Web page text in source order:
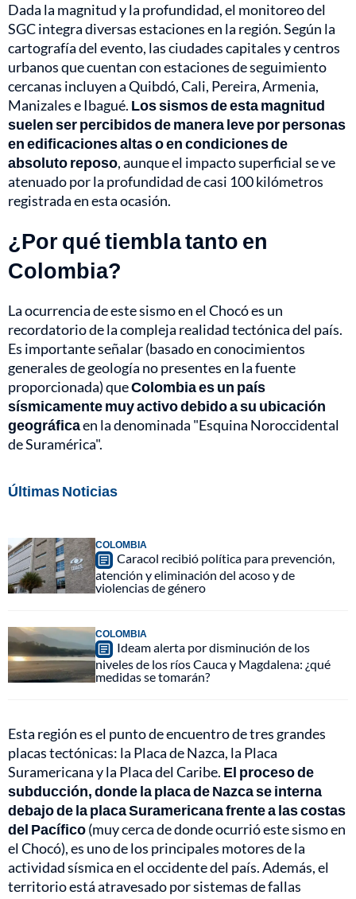
Dada la magnitud y la profundidad, el monitoreo del
SGC integra diversas estaciones en la región. Según la
cartografía del evento, las ciudades capitales y centros
urbanos que cuentan con estaciones de seguimiento
cercanas incluyen a Quibdó, Cali, Pereira, Armenia,
Manizales e Ibagué. Los sismos de esta magnitud
suelen ser percibidos de manera leve por personas
en edificaciones altas o en condiciones de
absoluto reposo, aunque el impacto superficial se ve
atenuado por la profundidad de casi 100 kilómetros
registrada en esta ocasión.
¿Por qué tiembla tanto en
Colombia?
La ocurrencia de este sismo en el Chocó es un
recordatorio de la compleja realidad tectónica del país.
Es importante señalar (basado en conocimientos
generales de geología no presentes en la fuente
proporcionada) queColombia es un país
sísmicamente muy activo debido a su ubicación
geográficaen la denominada "Esquina Noroccidental
de Suramérica".
Últimas Noticias
COLOMBIA
Caracol recibió política para prevención,
atención y eliminación del acoso y de
violencias de género
COLOMBIA
Ideam alerta por disminución de los
niveles de los ríos Cauca y Magdalena: ¿qué
medidas se tomarán?
Esta región es el punto de encuentro de tres grandes
placas tectónicas: la Placa de Nazca, la Placa
Suramericana y la Placa del Caribe. El proceso de
subducción, donde la placa de Nazca se interna
debajo de la placa Suramericana frente a las costas
del Pacífico(muy cerca de donde ocurrió este sismo en
el Chocó), es uno de los principales motores de la
actividad sísmica en el occidente del país. Además, el
territorio está atravesado por sistemas de fallas